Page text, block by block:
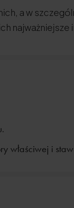
a w
najważniejsze
właściwej i